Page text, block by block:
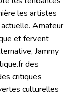
les artistes
Amateur
et fervent
Jammy
des
critiques
culturelles